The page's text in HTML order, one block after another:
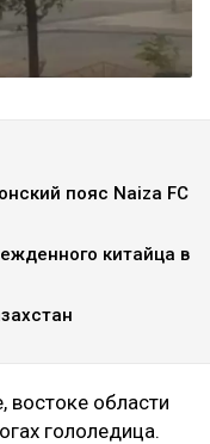
пояс Naiza FC
китайца в
востоке области
гололедица.